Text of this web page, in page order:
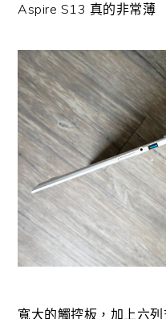
Aspire S13 真的非常薄
寬大的觸控板，加上六